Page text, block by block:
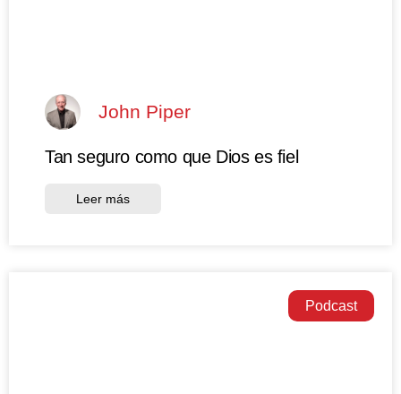
John Piper
Tan seguro como que Dios es fiel
Leer más
Podcast